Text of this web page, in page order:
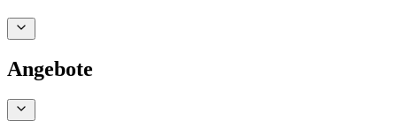
Angebote